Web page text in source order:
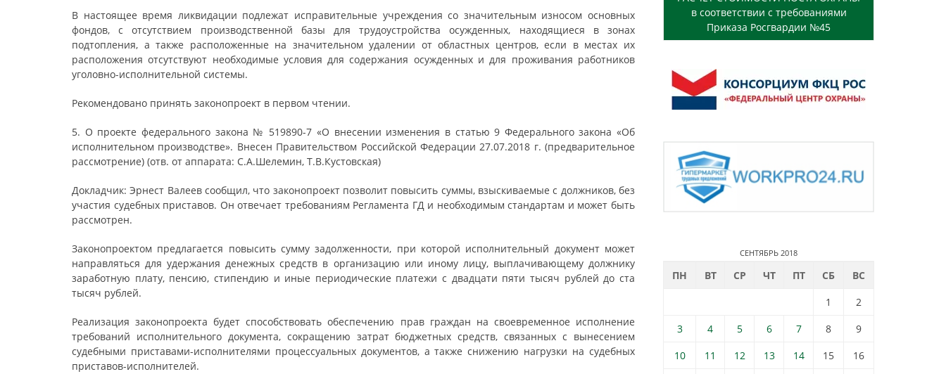
В настоящее время ликвидации подлежат исправительные учреждения со значительным износом основных
фондов, с отсутствием производственной базы для трудоустройства осужденных, находящиеся в зонах
подтопления, а также расположенные на значительном удалении от областных центров, если в местах их
расположения отсутствуют необходимые условия для содержания осужденных и для проживания работников
уголовно-исполнительной системы.
Рекомендовано принять законопроект в первом чтении.
5. О проекте федерального закона № 519890-7 «О внесении изменения в статью 9 Федерального закона «Об
исполнительном производстве». Внесен Правительством Российской Федерации 27.07.2018 г. (предварительное
рассмотрение) (отв. от аппарата: С.А.Шелемин, Т.В.Кустовская)
Докладчик: Эрнест Валеев сообщил, что законопроект позволит повысить суммы, взыскиваемые с должников, без
участия судебных приставов. Он отвечает требованиям Регламента ГД и необходимым стандартам и может быть
рассмотрен.
Законопроектом предлагается повысить сумму задолженности, при которой исполнительный документ может
направляться для удержания денежных средств в организацию или иному лицу, выплачивающему должнику
заработную плату, пенсию, стипендию и иные периодические платежи с двадцати пяти тысяч рублей до ста
тысяч рублей.
Реализация законопроекта будет способствовать обеспечению прав граждан на своевременное исполнение
требований исполнительного документа, сокращению затрат бюджетных средств, связанных с вынесением
судебными приставами-исполнителями процессуальных документов, а также снижению нагрузки на судебных
приставов-исполнителей.
в соответствии с требованиями
Приказа Росгвардии №45
СЕНТЯБРЬ 2018
ПН ВТ СР ЧТ ПТ СБ
ВС
1
2
3
4 5 6 7 8
9
10
11 12 13 14 15
16